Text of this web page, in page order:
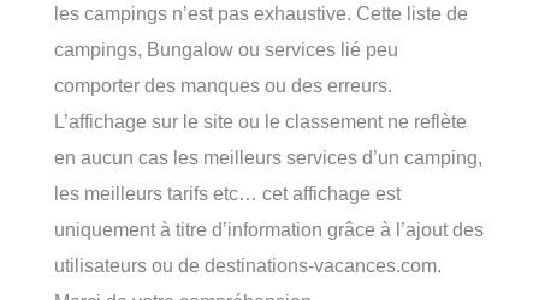
les campings n’est pas exhaustive. Cette liste de
campings, Bungalow ou services lié peu
comporter des manques ou des erreurs.
L’affichage sur le site ou le classement ne reflète
en aucun cas les meilleurs services d’un camping,
les meilleurs tarifs etc… cet affichage est
uniquement à titre d’information grâce à l’ajout des
utilisateurs ou de destinations-vacances.com.